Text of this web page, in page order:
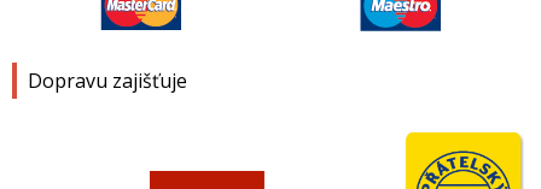
Dopravu zajišťuje